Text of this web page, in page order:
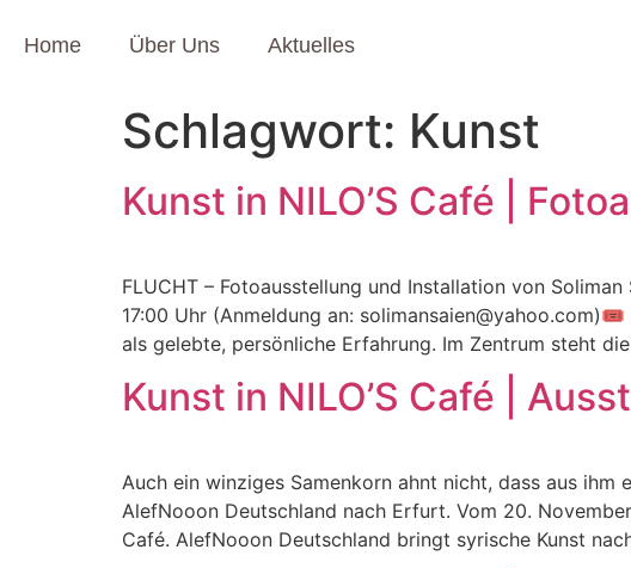
Home Über Uns Aktuelles
Schlagwort: Kunst
Kunst in NILO’S Café |
FLUCHT – Fotoausstellung und Installation von Soliman
17:00 Uhr (Anmeldung an:
als gelebte, persönliche Erfahrung. Im Zentrum steht
Kunst in NILO’S Café |
Auch ein winziges Samenkorn ahnt nicht, dass aus
AlefNooon Deutschland nach Erfurt. Vom 20.
Café. AlefNooon Deutschland bringt syrische Kunst